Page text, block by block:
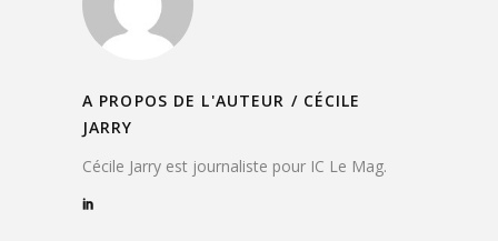
A PROPOS DE L'AUTEUR / CÉCILE
JARRY
Cécile Jarry est journaliste pour IC Le Mag.